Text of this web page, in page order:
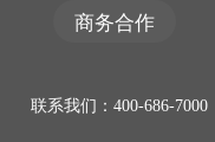
商务合作
联系我们：400-686-